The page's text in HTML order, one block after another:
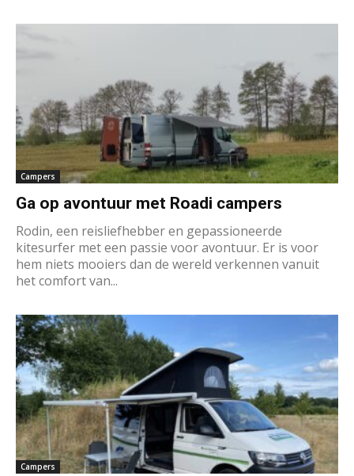
Campers
Ga op avontuur met Roadi campers
Rodin, een reisliefhebber en gepassioneerde
kitesurfer met een passie voor avontuur. Er is voor
hem niets mooiers dan de wereld verkennen vanuit
het comfort van...
Campers